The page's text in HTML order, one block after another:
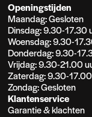
Openingstijden
Maandag: Gesloten
Dinsdag: 9.30-17.30
Woensdag: 9.30-
Donderdag: 9.30-
Vrijdag: 9.30-21.00
Zaterdag: 9.30-
Zondag: Gesloten
Klantenservice
Garantie & klachten